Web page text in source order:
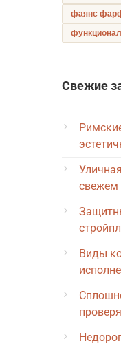
фаянс
Свежие
свежем
Виды